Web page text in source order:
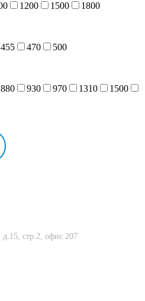
1200 1500
1800
455 470
500
880 930 970 1310
1500
стр.2, офис 207